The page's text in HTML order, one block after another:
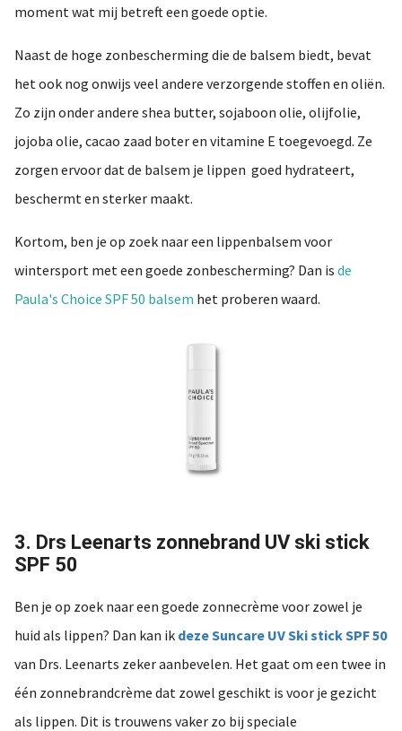
moment wat mij betreft een goede optie.
Naast de hoge zonbescherming die de balsem biedt, bevat
het ook nog onwijs veel andere verzorgende stoffen en oliën.
Zo zijn onder andere shea butter, sojaboon olie, olijfolie,
jojoba olie, cacao zaad boter en vitamine E toegevoegd. Ze
zorgen ervoor dat de balsem je lippen goed hydrateert,
beschermt en sterker maakt.
Kortom, ben je op zoek naar een lippenbalsem voor
wintersport met een goede zonbescherming? Dan is de
Paula's Choice SPF 50 balsem het proberen waard.
3. Drs Leenarts zonnebrand UV ski stick
SPF 50
Ben je op zoek naar een goede zonnecrème voor zowel je
huid als lippen? Dan kan ik deze Suncare UV Ski stick SPF 50
van Drs. Leenarts zeker aanbevelen. Het gaat om een twee in
één zonnebrandcrème dat zowel geschikt is voor je gezicht
als lippen. Dit is trouwens vaker zo bij speciale